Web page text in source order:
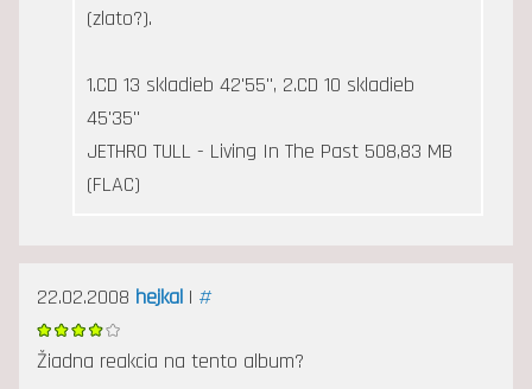
(zlato?).
1.CD 13 skladieb 42'55", 2.CD 10 skladieb
45'35"
JETHRO TULL - Living In The Past 508,83 MB
(FLAC)
22.02.2008 hejkal| #
Žiadna reakcia na tento album?